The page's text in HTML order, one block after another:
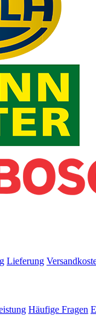
Lieferung
Häufige Fragen